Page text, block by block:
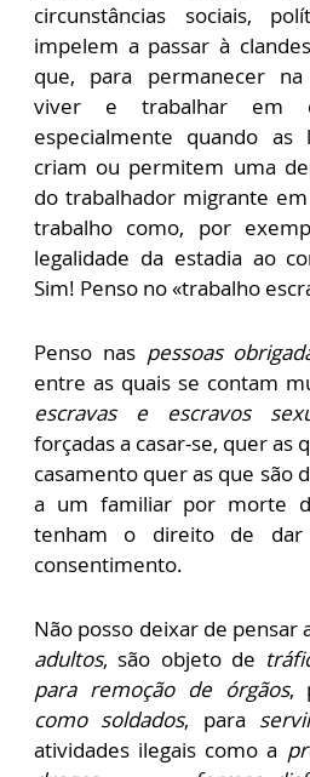
circunstâncias sociais,
impelem a passar à
que, para permanecer na
viver e trabalhar em
especialmente quando as
criam ou permitem uma
do trabalhador migrante
trabalho como, por
legalidade da estadia ao
Sim! Penso no «trabalho
Penso nas pessoas
entre as quais se contam
escravas e escravos
forçadas a casar-se, quer as
casamento quer as que são
a um familiar por morte
tenham o direito de
consentimento.
Não posso deixar de pensar
adultos, são objeto de
para remoção de órgãos,
como soldados, para
atividades ilegais como a